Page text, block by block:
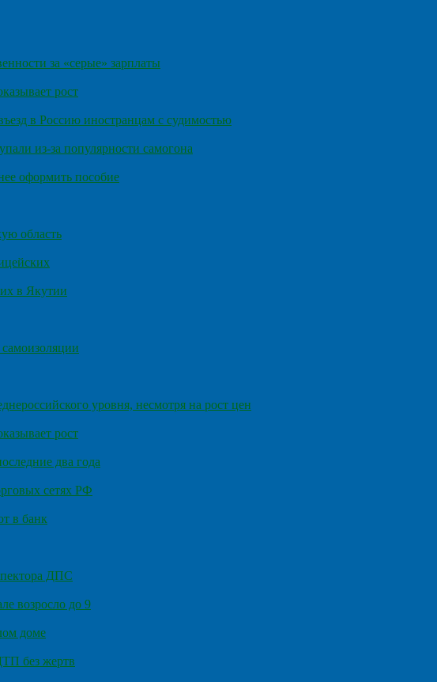
за «серые» зарплаты
рост
в Россию иностранцам с судимостью
из-за популярности самогона
оформить пособие
область
в Якутии
уровня, несмотря на рост цен
рост
два года
сетях РФ
в банк
ДПС
возросло до 9
доме
без жертв